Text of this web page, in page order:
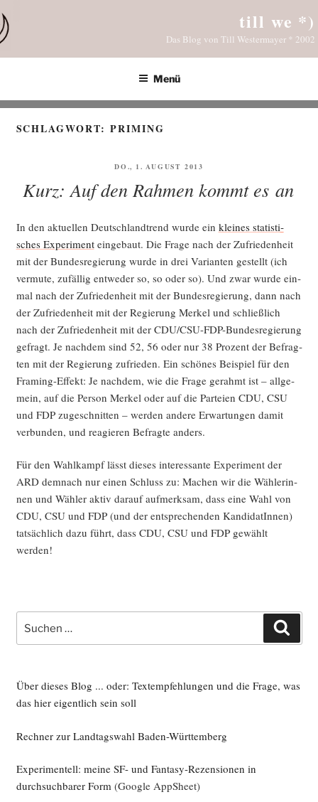
Inhalt
springen
till we *)
Das Blog von Till Westermayer * 2002
Menü
SCHLAGWORT:PRIMING
VERÖFFENTLICHT
DO., 1. AUGUST 2013
Kurz: Auf den Rahmen kommt es an
In den aktu­el­len Deutsch­land­trend wur­de ein klei­nes sta­tis­ti­
sches Expe­ri­mentein­ge­baut. Die Fra­ge nach der Zufrie­den­heit
mit der Bun­des­re­gie­rung wur­de in drei Vari­an­ten gestellt (ich
ver­mu­te, zufäl­lig ent­we­der so, so oder so). Und zwar wur­de ein­
mal nach der Zufrie­den­heit mit der Bun­des­re­gie­rung, dann nach
der Zufrie­den­heit mit der Regie­rung Mer­kel und schließ­lich
nach der Zufrie­den­heit mit der CDU/C­SU-FDP-Bun­des­re­gie­rung
gefragt. Je nach­dem sind 52, 56 oder nur 38 Pro­zent der Befrag­
ten mit der Regie­rung zufrie­den. Ein schö­nes Bei­spiel für den
Framing-Effekt: Je nach­dem, wie die Fra­ge gerahmt ist – all­ge­
mein, auf die Per­son Mer­kel oder auf die Par­tei­en CDU, CSU
und FDP zuge­schnit­ten – wer­den ande­re Erwar­tun­gen damit
ver­bun­den, und reagie­ren Befrag­te anders.
Für den Wahl­kampf lässt die­ses inter­es­san­te Expe­ri­ment der
ARD dem­nach nur einen Schluss zu: Machen wir die Wäh­le­rin­
nen und Wäh­ler aktiv dar­auf auf­merk­sam, dass eine Wahl von
CDU, CSU und FDP (und der ent­spre­chen­den Kan­di­da­tIn­nen)
tat­säch­lich dazu führt, dass CDU, CSU und FDP gewählt
werden!
nach:
Über dieses Blog ... oder: Textempfehlungen und die Frage, was
das hier eigentlich sein soll
Rechner zur Landtagswahl Baden-Württemberg
Experimentell: meine SF- und Fantasy-Rezensionen in
durchsuchbarer Form(Google AppSheet)